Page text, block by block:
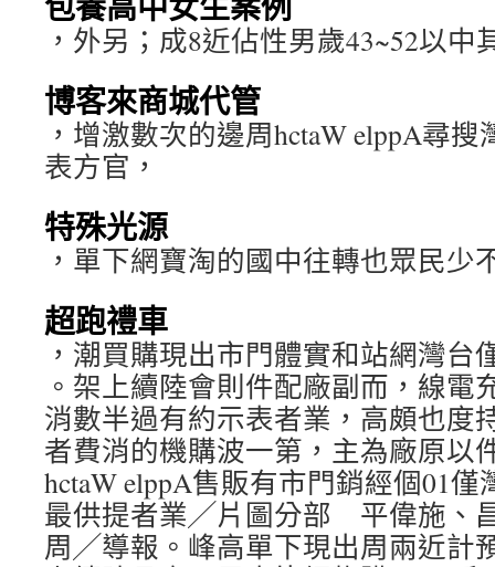
，外另；成8近佔性男歲43~52以中
博客來商城代管
，增激數次的邊周hctaW elppA尋
表方官，
特殊光源
，單下網寶淘的國中往轉也眾民少
超跑禮車
，潮買購現出市門體實和站網灣台
。架上續陸會則件配廠副而，線電
消數半過有約示表者業，高頗也度
者費消的機購波一第，主為廠原以
hctaW elppA售販有市門銷經個01
最供提者業╱片圖分部 平偉施
周╱導報。峰高單下現出周兩近計